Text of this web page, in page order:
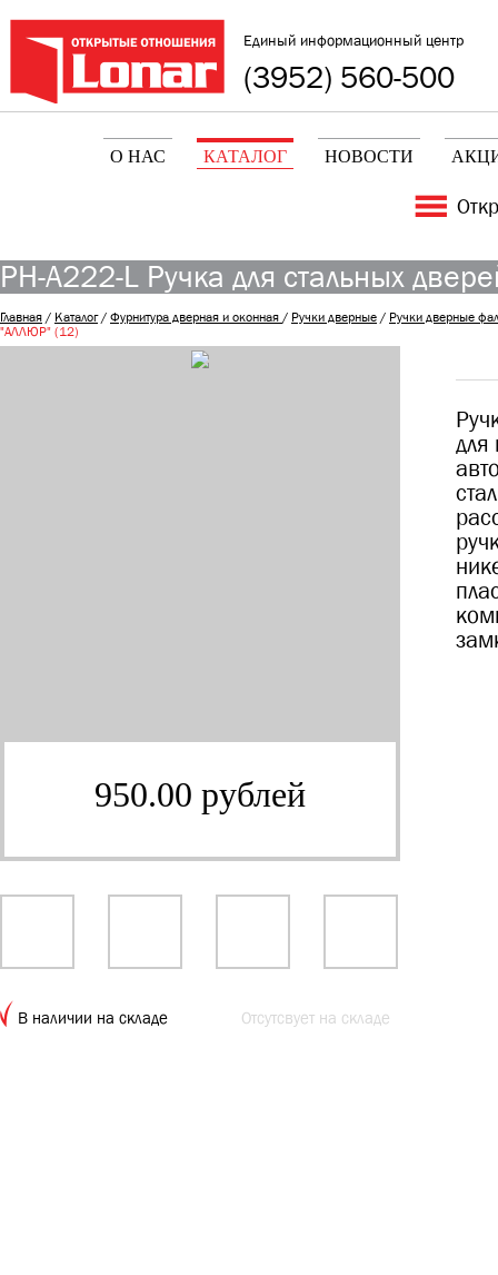
Единый информационный центр
(3952) 560-500
О НАС КАТАЛОГ НОВОСТИ
РН-А222-L Ручка для стальных
Главная/ Каталог/Фурнитура дверная и оконная/ Ручки дверные/ Ручки дверные
"АЛЛЮР" (12)
950.00 рублей
В наличии на складе Отсутсвует на складе
для